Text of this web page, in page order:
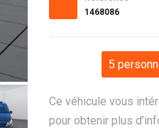
1468086
5
Ce véhicule vous
pour obtenir plus